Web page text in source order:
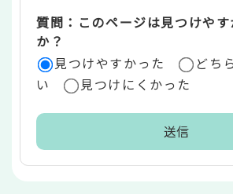
質問：このページは見つけや
か？
見つけやすかった
どち
い
見つけにくかった